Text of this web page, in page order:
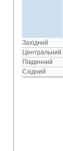
Західний
Центральний
Південний
Східний